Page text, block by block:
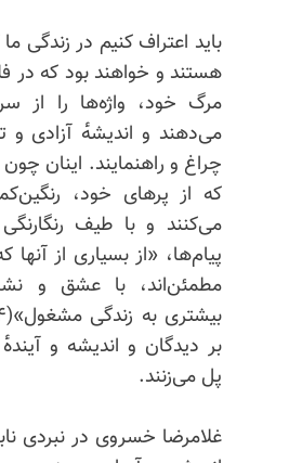
باید اعتراف کنیم در زندگی
هستند و خواهند بود که در
مرگ خود، واژه‌ها را از
می‌دهند و اندیشه‌ٔ آزادی و
چراغ و راهنمایند. اینان چون
که از پرهای خود،
می‌کنند و با طیف
پیام‌ها، «از بسیاری از
مطمئن‌اند، با عشق و
بر دیدگان و اندیشه و
پل می‌زنند.
غلامرضا خسروی در نبردی